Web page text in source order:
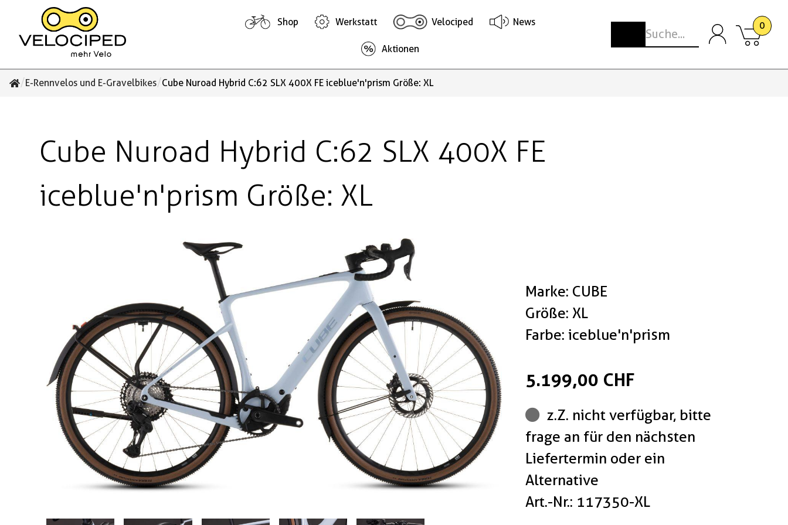
Shop Werkstatt Velociped News
Aktionen
0
/E-Rennvelos und E-Gravelbikes/Cube Nuroad Hybrid C:62 SLX 400X FE iceblue'n'prism Größe: XL
Cube Nuroad Hybrid C:62 SLX 400X FE
iceblue'n'prism Größe: XL
Marke: CUBE
Größe: XL
Farbe: iceblue'n'prism
5.199,00 CHF
z.Z. nicht verfügbar, bitte
frage an für den nächsten
Liefertermin oder ein
Alternative
Art.-Nr.: 117350-XL